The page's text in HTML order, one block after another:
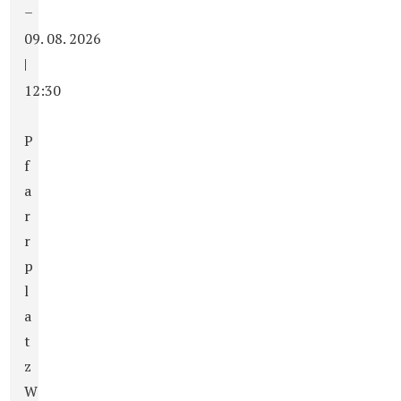
–
09. 08. 2026
|
12:30
P
f
a
r
r
p
l
a
t
z
W